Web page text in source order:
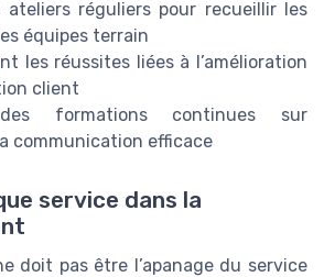
ateliers réguliers pour recueillir les
équipes terrain
les réussites liées à l’amélioration
client
des formations continues sur
communication efficace
service dans la
doit pas être l’apanage du service